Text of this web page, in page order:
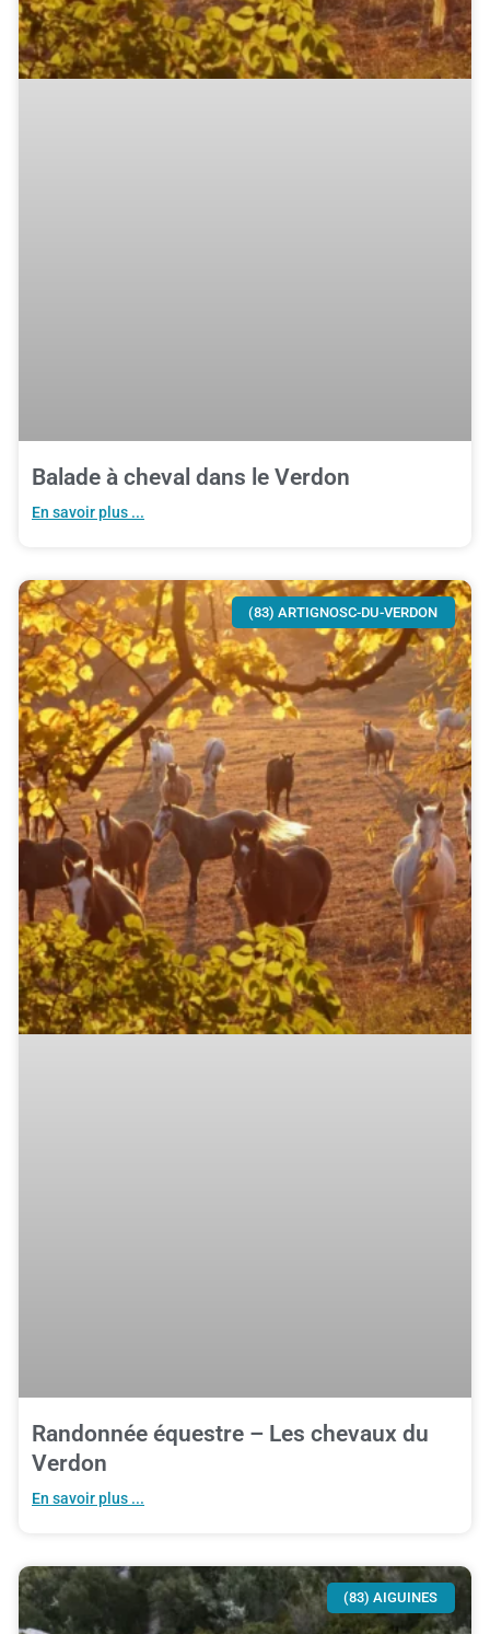
Balade à cheval dans le Verdon
En savoir plus ...
(83) ARTIGNOSC-DU-VERDON
Randonnée équestre – Les chevaux du
Verdon
En savoir plus ...
(83) AIGUINES